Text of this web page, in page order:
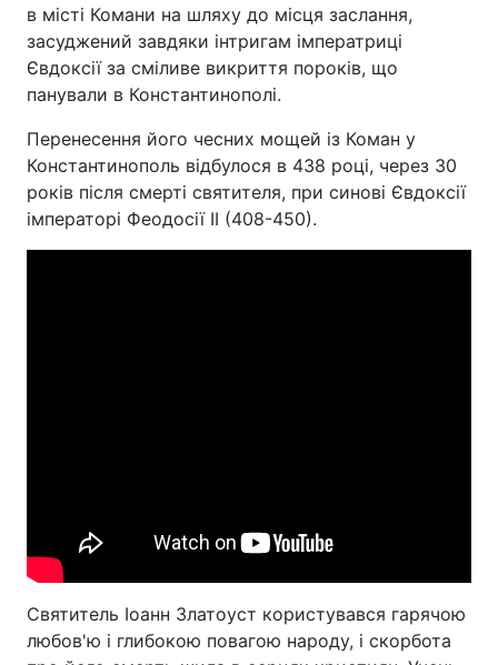
Головна Війна
Економіка Світ
Спорт Наука
Відео з Youtube Статті
Інтерв'ю Думки
в місті Комани на шляху до місця заслання,
засуджений завдяки інтригам імператриці
Євдоксії за сміливе викриття пороків, що
панували в Константинополі.
Перенесення його чесних мощей із Коман у
Константинополь відбулося в 438 році, через 30
років після смерті святителя, при синові Євдоксії
імператорі Феодосії II (408-450).
Святитель Іоанн Златоуст користувався гарячою
любов'ю і глибокою повагою народу, і скорбота